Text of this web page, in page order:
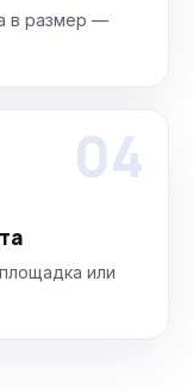
в размер —
04
или